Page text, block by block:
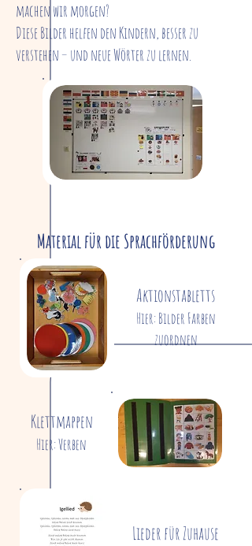
machen wir morgen?
Diese Bilder helfen den Kindern, besser zu
verstehen – und neue Wörter zu lernen.
Aktionstabletts
Hier: Bilder Farben
zuordnen
Lieder für Zuhause
Klettmappen
Hier: Verben
Material für die Sprachförderung